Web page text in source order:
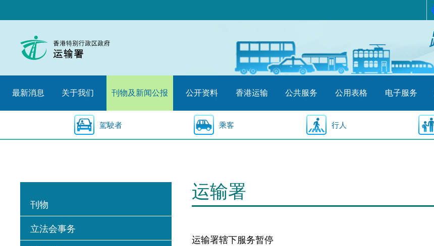
至
始
最新消息 关于我们 刊物及新闻公报 公开资料 香港运输 公共服务 公用表格 电子服务
駕駛者 乘客 行人
刊物
立法会事务
运输署
运输署辖下服务暂停